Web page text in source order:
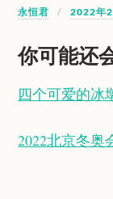
永恒君 2022年
你可能还
四个可爱的冰
2022北京冬奥